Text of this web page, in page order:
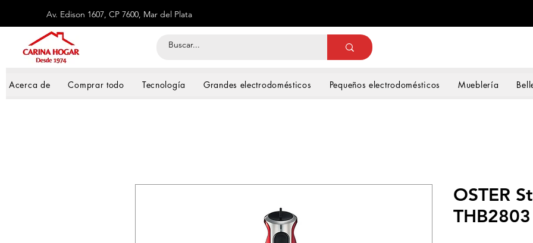
Av. Edison 1607, CP 7600, Mar del Plata
Acerca de Comprar todo Tecnología Grandes electrodomésticos Pequeños electrodomésticos Mueblería
OSTER
THB2803